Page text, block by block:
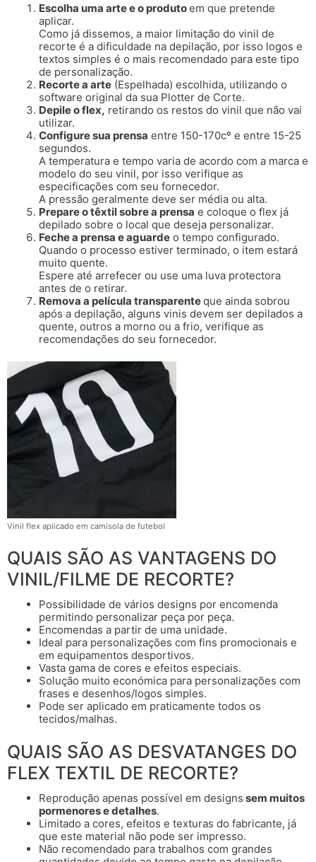
Escolha uma arte e o produtoem que pretende
aplicar.
Como já dissemos, a maior limitação do vinil de
recorte é a dificuldade na depilação, por isso logos e
textos simples é o mais recomendado para este tipo
de personalização.
Recorte a arte (Espelhada) escolhida, utilizando o
software original da sua Plotter de Corte.
Depile o flex, retirando os restos do vinil que não vai
utilizar.
Configure sua prensa entre 150-170cº e entre 15-25
segundos.
A temperatura e tempo varia de acordo com a marca e
modelo do seu vinil, por isso verifique as
especificações com seu fornecedor.
A pressão geralmente deve ser média ou alta.
Prepare o têxtil sobre a prensa e coloque o flex já
depilado sobre o local que deseja personalizar.
Feche a prensa e aguarde o tempo configurado.
Quando o processo estiver terminado, o item estará
muito quente.
Espere até arrefecer ou use uma luva protectora
antes de o retirar.
Remova a película transparenteque ainda sobrou
após a depilação, alguns vinis devem ser depilados a
quente, outros a morno ou a frio, verifique as
recomendações do seu fornecedor.
Vinil flex aplicado em camisola de futebol
QUAIS SÃO AS VANTAGENS DO
VINIL/FILME DE RECORTE?
Possibilidade de vários designs por encomenda
permitindo personalizar peça por peça.
Encomendas a partir de uma unidade.
Ideal para personalizações com fins promocionais e
em equipamentos desportivos.
Vasta gama de cores e efeitos especiais.
Solução muito económica para personalizações com
frases e desenhos/logos simples.
Pode ser aplicado em praticamente todos os
tecidos/malhas.
QUAIS SÃO AS DESVATANGES DO
FLEX TEXTIL DE RECORTE?
Reprodução apenas possível em designs sem muitos
pormenores e detalhes.
Limitado a cores, efeitos e texturas do fabricante, já
que este material não pode ser impresso.
Não recomendado para trabalhos com grandes